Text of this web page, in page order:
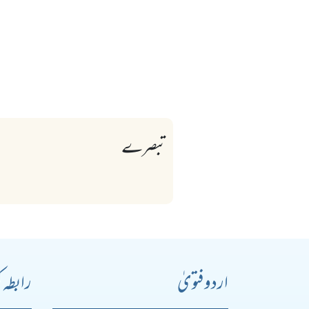
تبصرے
اردو فتویٰ